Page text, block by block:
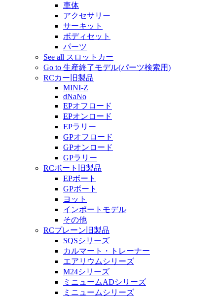
車体
アクセサリー
サーキット
ボディセット
パーツ
See all スロットカー
Go to 生産終了モデル(パーツ検索用)
RCカー旧製品
MINI-Z
dNaNo
EPオフロード
EPオンロード
EPラリー
GPオフロード
GPオンロード
GPラリー
RCボート旧製品
EPボート
GPボート
ヨット
インポートモデル
その他
RCプレーン旧製品
SQSシリーズ
カルマート・トレーナー
エアリウムシリーズ
M24シリーズ
ミニュームADシリーズ
ミニュームシリーズ